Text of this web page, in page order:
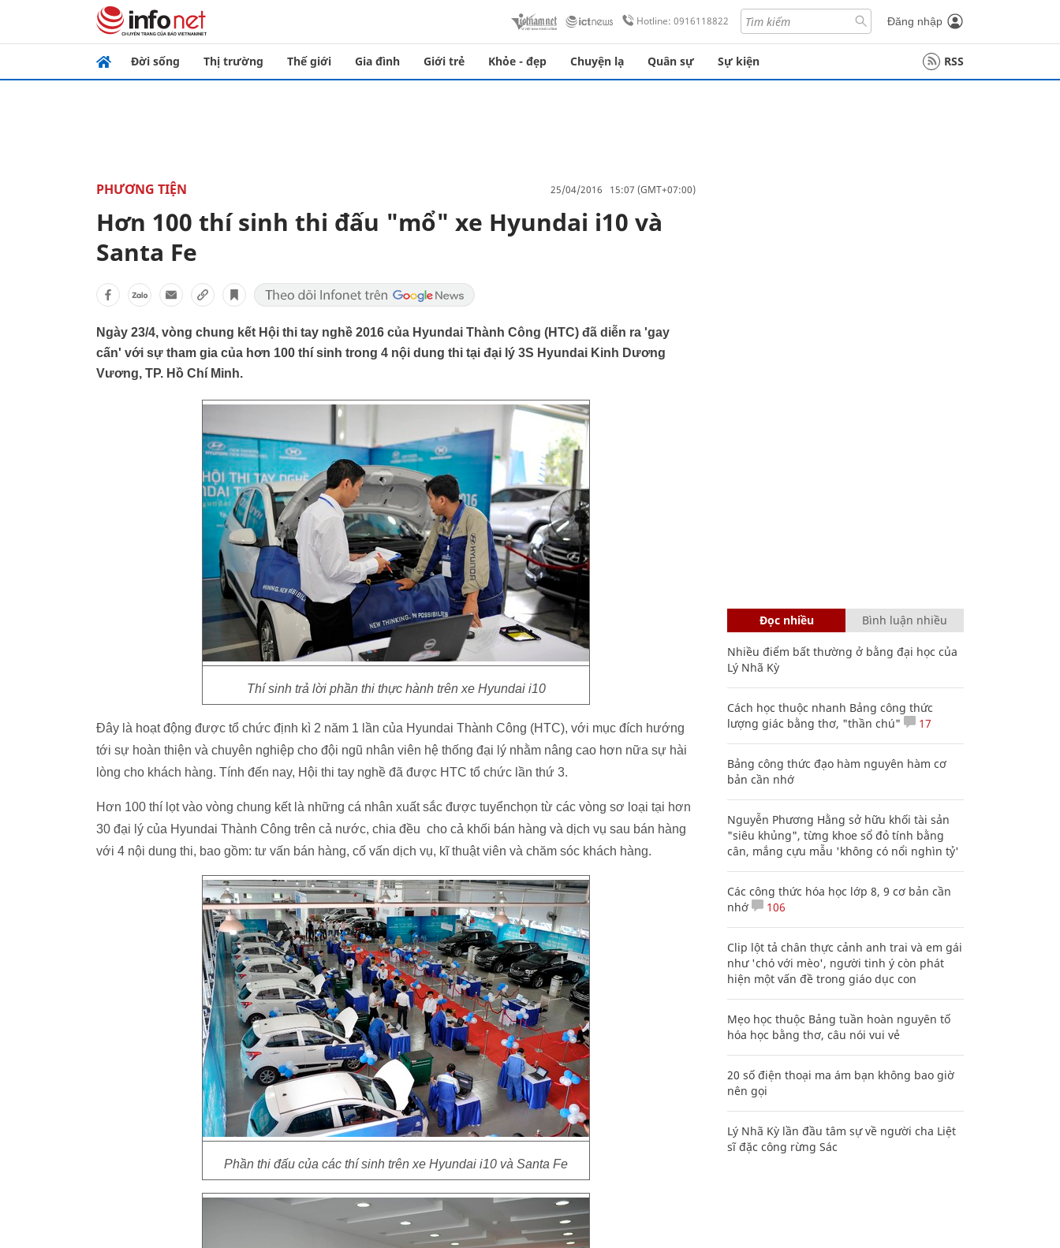
Hotline: 0916118822 Đăng nhập
Đời sống Thị trường Thế giới Gia đình Giới trẻ Khỏe - đẹp Chuyện lạ Quân sự Sự kiện RSS
PHƯƠNG TIỆN 25/04/2016 15:07 (GMT+07:00)
Hơn 100 thí sinh thi đấu "mổ" xe Hyundai i10 và
Santa Fe
Ngày 23/4, vòng chung kết Hội thi tay nghề 2016 của Hyundai Thành Công (HTC) đã diễn ra 'gay
cấn' với sự tham gia của hơn 100 thí sinh trong 4 nội dung thi tại đại lý 3S Hyundai Kinh Dương
Vương, TP. Hồ Chí Minh.
Thí sinh trả lời phần thi thực hành trên xe Hyundai i10
Đây là hoạt động được tổ chức định kì 2 năm 1 lần của Hyundai Thành Công (HTC), với mục đích hướng
tới sự hoàn thiện và chuyên nghiệp cho đội ngũ nhân viên hệ thống đại lý nhằm nâng cao hơn nữa sự hài
lòng cho khách hàng. Tính đến nay, Hội thi tay nghề đã được HTC tổ chức lần thứ 3.
Hơn 100 thí lọt vào vòng chung kết là những cá nhân xuất sắc được tuyểnchọn từ các vòng sơ loại tại hơn
30 đại lý của Hyundai Thành Công trên cả nước, chia đều cho cả khối bán hàng và dịch vụ sau bán hàng
với 4 nội dung thi, bao gồm: tư vấn bán hàng, cố vấn dịch vụ, kĩ thuật viên và chăm sóc khách hàng.
Phần thi đấu của các thí sinh trên xe Hyundai i10 và Santa Fe
Đọc nhiều Bình luận nhiều
Nhiều điểm bất thường ở bằng đại học của
Lý Nhã Kỳ
Cách học thuộc nhanh Bảng công thức
lượng giác bằng thơ, "thần chú"
17
Bảng công thức đạo hàm nguyên hàm cơ
bản cần nhớ
Nguyễn Phương Hằng sở hữu khối tài sản
"siêu khủng", từng khoe sổ đỏ tính bằng
cân, mắng cựu mẫu 'không có nổi nghìn tỷ'
Các công thức hóa học lớp 8, 9 cơ bản cần
nhớ
106
Clip lột tả chân thực cảnh anh trai và em gái
như 'chó với mèo', người tinh ý còn phát
hiện một vấn đề trong giáo dục con
Mẹo học thuộc Bảng tuần hoàn nguyên tố
hóa học bằng thơ, câu nói vui vẻ
20 số điện thoại ma ám bạn không bao giờ
nên gọi
Lý Nhã Kỳ lần đầu tâm sự về người cha Liệt
sĩ đặc công rừng Sác